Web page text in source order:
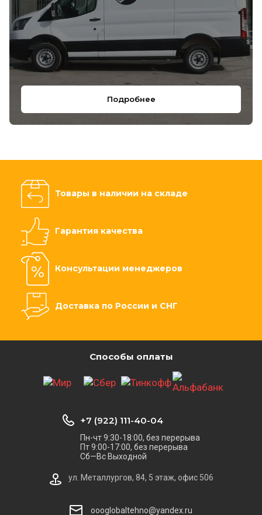
Подробнее
Товары в наличии на складе
Гарантия качества
Консультации менеджеров
Доставка по России и СНГ
Способы оплаты
+7 (922) 111-40-04
Пн-чт 9:30-18:00, без перерыва
Пт 9:00-17:00, без перерыва
Сб—Вс Выходной
ул. Металлургов, 84, 5 этаж, офис 506
oooglobaltehno@yandex.ru